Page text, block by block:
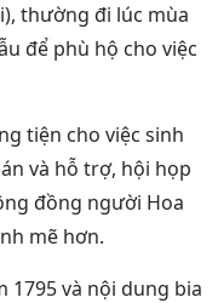
thường đi lúc mùa
để phù hộ cho việc
tiện cho việc sinh
và hỗ trợ, hội họp
đồng người Hoa
mẽ hơn.
1795 và nội dung bia